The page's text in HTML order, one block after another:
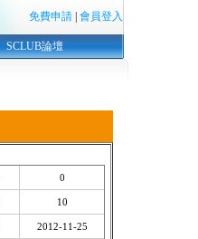
免費申請 會員登入
SCLUB論壇
0
10
2012-11-25